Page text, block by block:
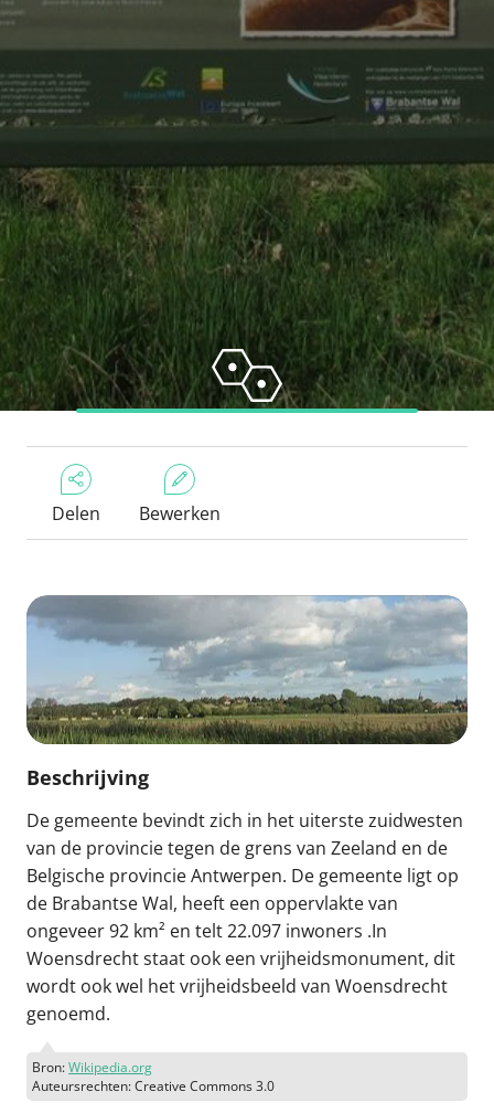
Delen Bewerken
Beschrijving
De gemeente bevindt zich in het uiterste zuidwesten
van de provincie tegen de grens van Zeeland en de
Belgische provincie Antwerpen. De gemeente ligt op
de Brabantse Wal, heeft een oppervlakte van
ongeveer 92 km² en telt 22.097 inwoners .In
Woensdrecht staat ook een vrijheidsmonument, dit
wordt ook wel het vrijheidsbeeld van Woensdrecht
genoemd.
Bron:Wikipedia.org
Auteursrechten: Creative Commons 3.0